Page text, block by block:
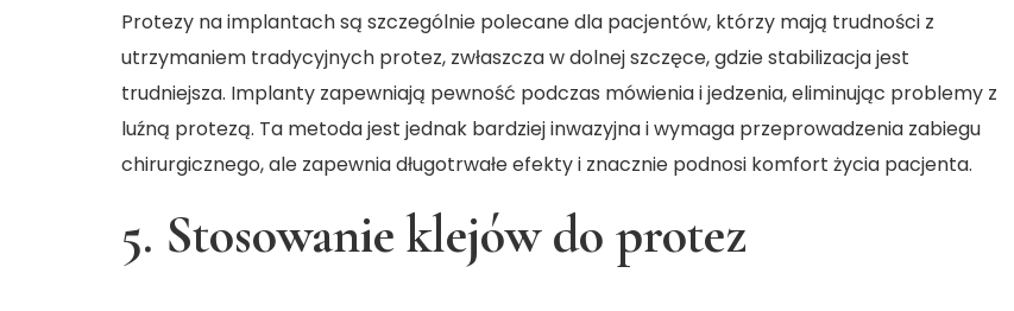
Protezy na implantach są szczególnie polecane dla pacjentów, którzy mają trudności z
utrzymaniem tradycyjnych protez, zwłaszcza w dolnej szczęce, gdzie stabilizacja jest
trudniejsza. Implanty zapewniają pewność podczas mówienia i jedzenia, eliminując problemy z
luźną protezą. Ta metoda jest jednak bardziej inwazyjna i wymaga przeprowadzenia zabiegu
chirurgicznego, ale zapewnia długotrwałe efekty i znacznie podnosi komfort życia pacjenta.
5. Stosowanie klejów do protez